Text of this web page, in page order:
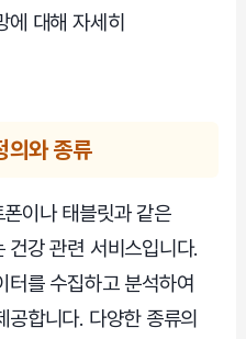
에 대해 자세히
의와 종류
이나 태블릿과 같은
건강 관련 서비스입니다.
터를 수집하고 분석하여
공합니다. 다양한 종류의